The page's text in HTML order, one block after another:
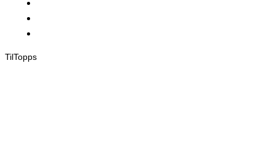
TilTopps